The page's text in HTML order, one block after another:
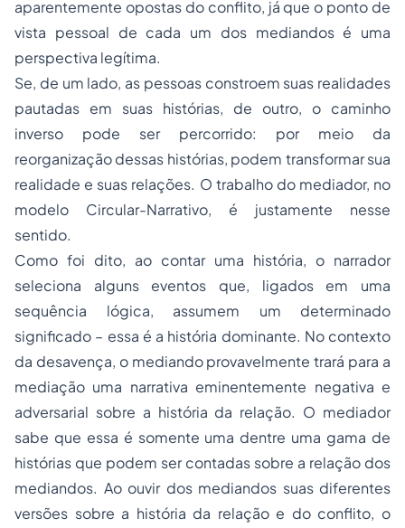
aparentemente opostas do conflito, já que o ponto de
vista pessoal de cada um dos mediandos é uma
perspectiva legítima.
Se, de um lado, as pessoas constroem suas realidades
pautadas em suas histórias, de outro, o caminho
inverso pode ser percorrido: por meio da
reorganização dessas histórias, podem transformar sua
realidade e suas relações. O trabalho do mediador, no
modelo Circular-Narrativo, é justamente nesse
sentido.
Como foi dito, ao contar uma história, o narrador
seleciona alguns eventos que, ligados em uma
sequência lógica, assumem um determinado
significado – essa é a história dominante. No contexto
da desavença, o mediando provavelmente trará para a
mediação uma narrativa eminentemente negativa e
adversarial sobre a história da relação. O mediador
sabe que essa é somente uma dentre uma gama de
histórias que podem ser contadas sobre a relação dos
mediandos. Ao ouvir dos mediandos suas diferentes
versões sobre a história da relação e do conflito, o